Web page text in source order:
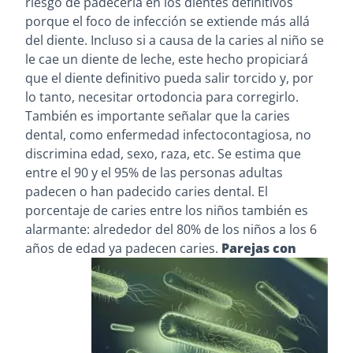
porque el foco de infección se extiende más allá
del diente. Incluso si a causa de la caries al niño se
le cae un diente de leche, este hecho propiciará
que el diente definitivo pueda salir torcido y, por
lo tanto, necesitar ortodoncia para corregirlo.
También es importante señalar que la caries
dental, como enfermedad infectocontagiosa, no
discrimina edad, sexo, raza, etc. Se estima que
entre el 90 y el 95% de las personas adultas
padecen o han padecido caries dental. El
porcentaje de caries entre los niños también es
alarmante: alrededor del 80% de los niños a los 6
años de edad ya padecen caries. Parejas con